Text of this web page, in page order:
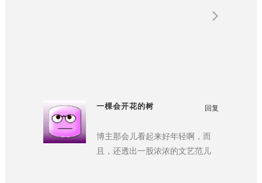
一棵会开花的树 回复
博主那会儿看起来好年轻啊，而
且，还透出一股浓浓的文艺范儿